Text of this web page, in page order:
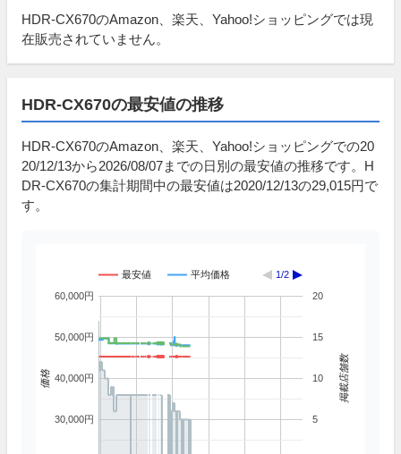
HDR-CX670のAmazon、楽天、Yahoo!ショッピングでは現
在販売されていません。
HDR-CX670の最安値の推移
HDR-CX670のAmazon、楽天、Yahoo!ショッピングでの20
20/12/13から2026/08/07までの日別の最安値の推移です。H
DR-CX670の集計期間中の最安値は2020/12/13の29,015円で
す。
最安値 平均価格 1/2
30,000円
40,000円
50,000円
60,000円
5
10
15
20
価格 掲載店舗数